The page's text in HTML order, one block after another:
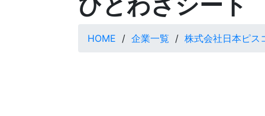
HOME 企業一覧 株式会社日本ピス